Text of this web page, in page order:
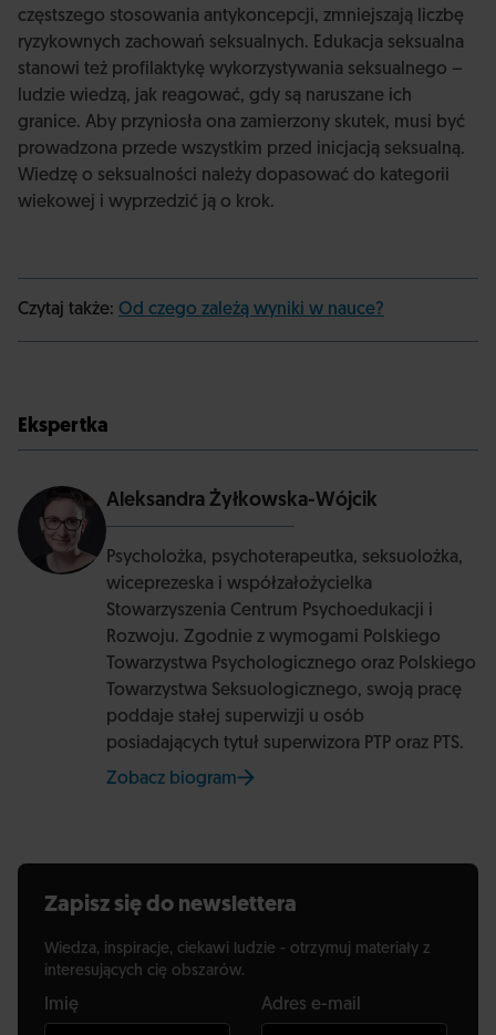
częstszego stosowania antykoncepcji, zmniejszają liczbę
ryzykownych zachowań seksualnych. Edukacja seksualna
stanowi też profilaktykę wykorzystywania seksualnego –
ludzie wiedzą, jak reagować, gdy są naruszane ich
granice. Aby przyniosła ona zamierzony skutek, musi być
prowadzona przede wszystkim przed inicjacją seksualną.
Wiedzę o seksualności należy dopasować do kategorii
wiekowej i wyprzedzić ją o krok.
Czytaj także: Od czego zależą wyniki w nauce?
Ekspertka
Aleksandra Żyłkowska-Wójcik
Psycholożka, psychoterapeutka, seksuolożka,
wiceprezeska i współzałożycielka
Stowarzyszenia Centrum Psychoedukacji i
Rozwoju. Zgodnie z wymogami Polskiego
Towarzystwa Psychologicznego oraz Polskiego
Towarzystwa Seksuologicznego, swoją pracę
poddaje stałej superwizji u osób
posiadających tytuł superwizora PTP oraz PTS.
Zobacz biogramna stronie Uniwersytetu SWPS
Zapisz się do newslettera
Wiedza, inspiracje, ciekawi ludzie - otrzymuj materiały z
interesujących cię obszarów.
Imię Adres e-mail